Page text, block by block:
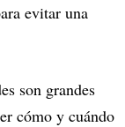
evitar una
son grandes
cómo y cuándo